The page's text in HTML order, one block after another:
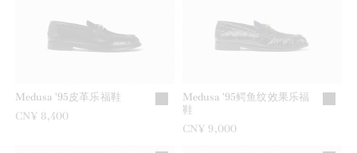
Medusa '95皮革乐福鞋
CN¥ 8,400
Medusa '95鳄鱼纹效果乐福
鞋
CN¥ 9,000